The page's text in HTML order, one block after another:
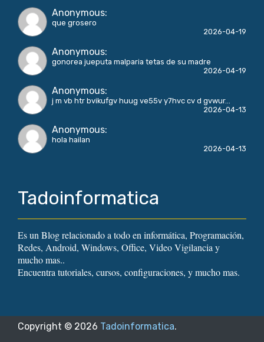
Anonymous:
que grosero
2026-04-19
Anonymous:
gonorea jueputa malparia tetas de su madre
2026-04-19
Anonymous:
j m vb htr bvikufgv huug ve55v y7hvc cv d gvwur...
2026-04-13
Anonymous:
hola hailan
2026-04-13
Tadoinformatica
Es un Blog relacionado a todo en informática, Programación,
Redes, Android, Windows, Office, Video Vigilancia y
mucho mas..
Encuentra tutoriales, cursos, configuraciones, y mucho mas.
Copyright © 2026 Tadoinformatica.